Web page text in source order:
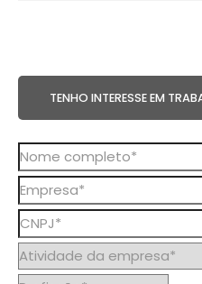
TENHO INTERESSE EM